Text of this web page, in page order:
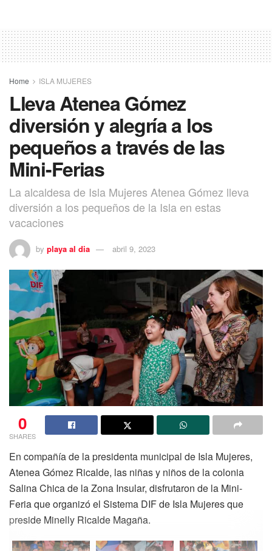
Home ISLA MUJERES
Lleva Atenea Gómez
diversión y alegría a los
pequeños a través de las
Mini-Ferias
La alcaldesa de Isla Mujeres Atenea Gómez lleva
diversión a los pequeños de la Isla en estas
vacaciones
by playa al dia abril 9, 2023
0
SHARES
En compañía de la presidenta municipal de Isla Mujeres,
Atenea Gómez Ricalde, las niñas y niños de la colonia
Salina Chica de la Zona Insular, disfrutaron de la Mini-
Feria que organizó el Sistema DIF de Isla Mujeres que
preside Minelly Ricalde Magaña.